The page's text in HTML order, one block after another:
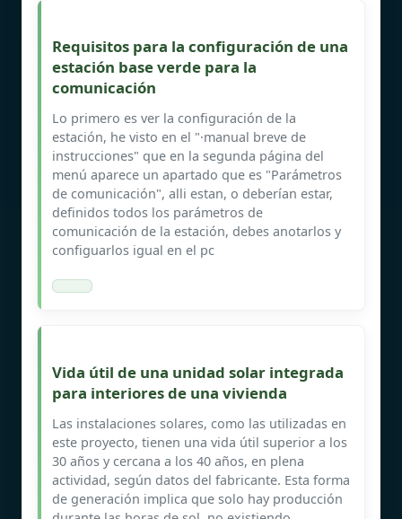
Requisitos para la configuración de una
estación base verde para la
comunicación
Lo primero es ver la configuración de la
estación, he visto en el "·manual breve de
instrucciones" que en la segunda página del
menú aparece un apartado que es "Parámetros
de comunicación", alli estan, o deberían estar,
definidos todos los parámetros de
comunicación de la estación, debes anotarlos y
configuarlos igual en el pc
Vida útil de una unidad solar integrada
para interiores de una vivienda
Las instalaciones solares, como las utilizadas en
este proyecto, tienen una vida útil superior a los
30 años y cercana a los 40 años, en plena
actividad, según datos del fabricante. Esta forma
de generación implica que solo hay producción